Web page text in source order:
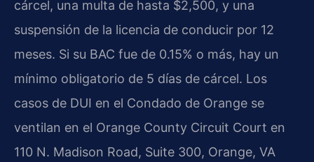
cárcel, una multa de hasta $2,500, y una
suspensión de la licencia de conducir por 12
meses. Si su BAC fue de 0.15% o más, hay un
mínimo obligatorio de 5 días de cárcel. Los
casos de DUI en el Condado de Orange se
ventilan en el Orange County Circuit Court en
110 N. Madison Road, Suite 300, Orange, VA